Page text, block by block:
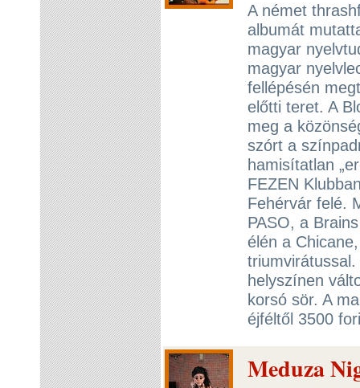
A német
albumát
magyar
magyar
fellépésén
előtti teret. A
meg a
szórt a
hamisítatlan
FEZEN
Fehérvár felé.
PASO, a
élén a
helyszínen
korsó sör. A
éjféltől 3500
Meduza